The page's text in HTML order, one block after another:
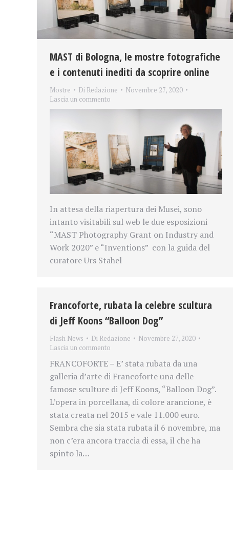
MAST di Bologna, le mostre fotografiche
e i contenuti inediti da scoprire online
Mostre Di Redazione
Novembre 27, 2020
Lascia un commento
In attesa della riapertura dei Musei, sono
intanto visitabili sul web le due esposizioni
“MAST Photography Grant on Industry and
Work 2020” e “Inventions” con la guida del
curatore Urs Stahel
Francoforte, rubata la celebre scultura
di Jeff Koons “Balloon Dog”
Flash News Di Redazione
Novembre 27, 2020
Lascia un commento
FRANCOFORTE – E’ stata rubata da una
galleria d’arte di Francoforte una delle
famose sculture di Jeff Koons, “Balloon Dog”.
L’opera in porcellana, di colore arancione, è
stata creata nel 2015 e vale 11.000 euro.
Sembra che sia stata rubata il 6 novembre, ma
non c’era ancora traccia di essa, il che ha
spinto la…